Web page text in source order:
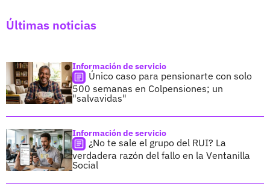
Últimas noticias
Información de servicio
Único caso para pensionarte con solo
500 semanas en Colpensiones; un
"salvavidas"
Información de servicio
¿No te sale el grupo del RUI? La
verdadera razón del fallo en la Ventanilla
Social